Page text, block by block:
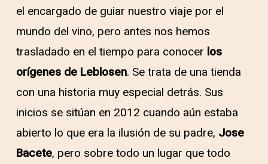
el encargado de guiar nuestro viaje por el
mundo del vino, pero antes nos hemos
trasladado en el tiempo para conocer los
orígenes de Leblosen. Se trata de una tienda
con una historia muy especial detrás. Sus
inicios se sitúan en 2012 cuando aún estaba
abierto lo que era la ilusión de su padre, Jose
Bacete, pero sobre todo un lugar que todo